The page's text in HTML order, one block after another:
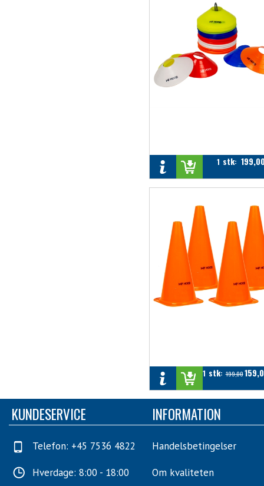
1 stk:
1 stk: 199,00
KUNDESERVICE
Telefon: +45 7536 4822
Hverdage: 8:00 - 18:00
INFORMATION
Handelsbetingelser
Om kvaliteten